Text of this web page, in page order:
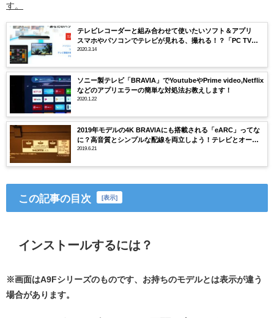
す。
テレビレコーダーと組み合わせて使いたいソフト＆アプリ
スマホやパソコンでテレビが見れる、撮れる！？「PC TV
Plus」「SeeQVault Player Plus」
2020.3.14
ソニー製テレビ「BRAVIA」でYoutubeやPrime video,Netflix
などのアプリエラーの簡単な対処法お教えします！
2020.1.22
2019年モデルの4K BRAVIAにも搭載される「eARC」ってな
に？高音質とシンプルな配線を両立しよう！テレビとオーデ
ィオをもっと楽しもう！
2019.6.21
この記事の目次 [表示]
インストールするには？
※画面はA9Fシリーズのものです、お持ちのモデルとは表示が違う
場合があります。